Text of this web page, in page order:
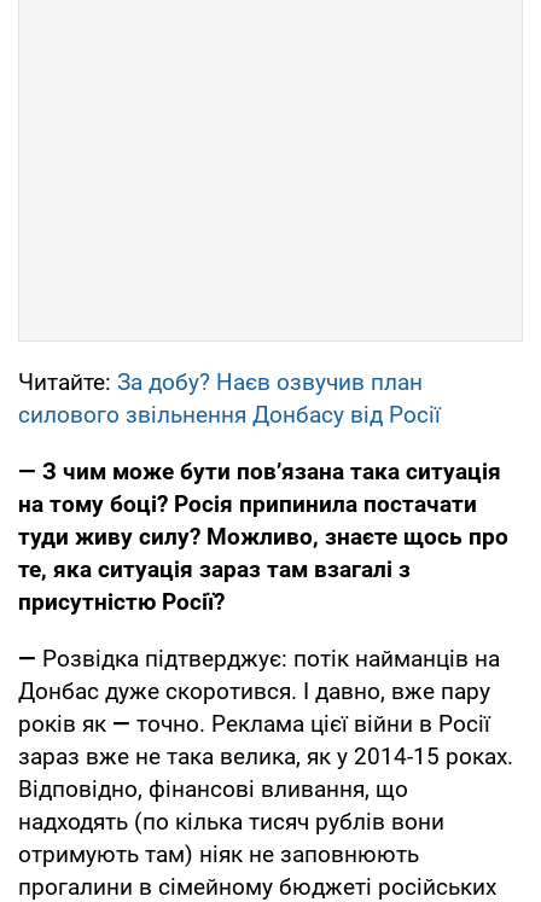
Читайте: За добу? Наєв озвучив план
силового звільнення Донбасу від Росії
— З чим може бути пов’язана така ситуація
на тому боці? Росія припинила постачати
туди живу силу? Можливо, знаєте щось про
те, яка ситуація зараз там взагалі з
присутністю Росії?
— Розвідка підтверджує: потік найманців на
Донбас дуже скоротився. І давно, вже пару
років як — точно. Реклама цієї війни в Росії
зараз вже не така велика, як у 2014-15 роках.
Відповідно, фінансові вливання, що
надходять (по кілька тисяч рублів вони
отримують там) ніяк не заповнюють
прогалини в сімейному бюджеті російських